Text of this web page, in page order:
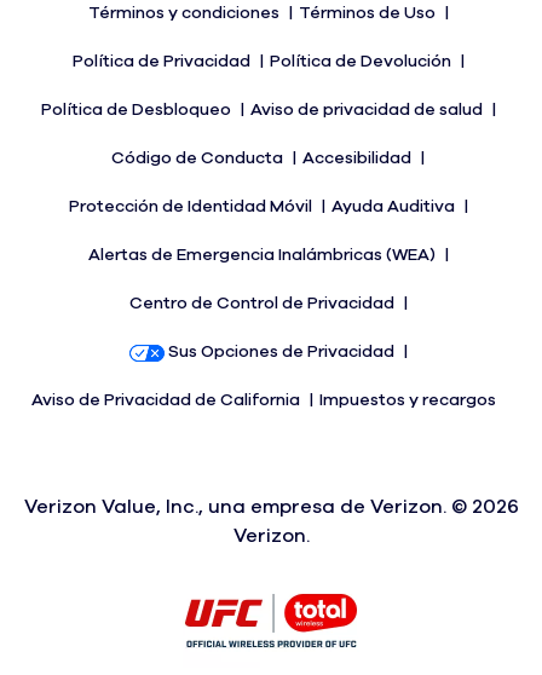
Términos y condiciones Términos de Uso
Política de Privacidad Política de Devolución
Política de Desbloqueo Aviso de privacidad de salud
Código de Conducta Accesibilidad
Protección de Identidad Móvil Ayuda Auditiva
Alertas de Emergencia Inalámbricas (WEA)
Centro de Control de Privacidad
Sus Opciones de Privacidad
Aviso de Privacidad de California Impuestos y recargos
Verizon Value, Inc., una empresa de Verizon. © 2026
Verizon.